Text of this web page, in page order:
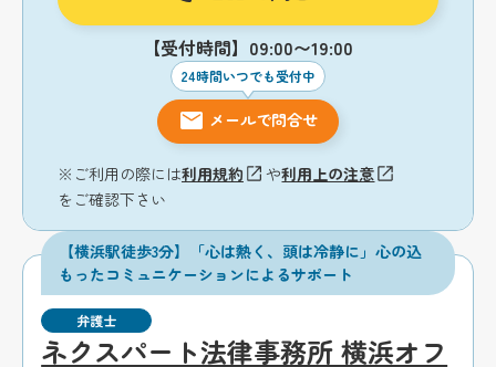
【受付時間】09:00〜19:00
24時間いつでも受付中
メールで問合せ
※ご利用の際には利用規約 や利用上の注意
をご確認下さい
【横浜駅徒歩3分】「心は熱く、頭は冷静に」心の込
もったコミュニケーションによるサポート
弁護士
ネクスパート法律事務所 横浜オフ